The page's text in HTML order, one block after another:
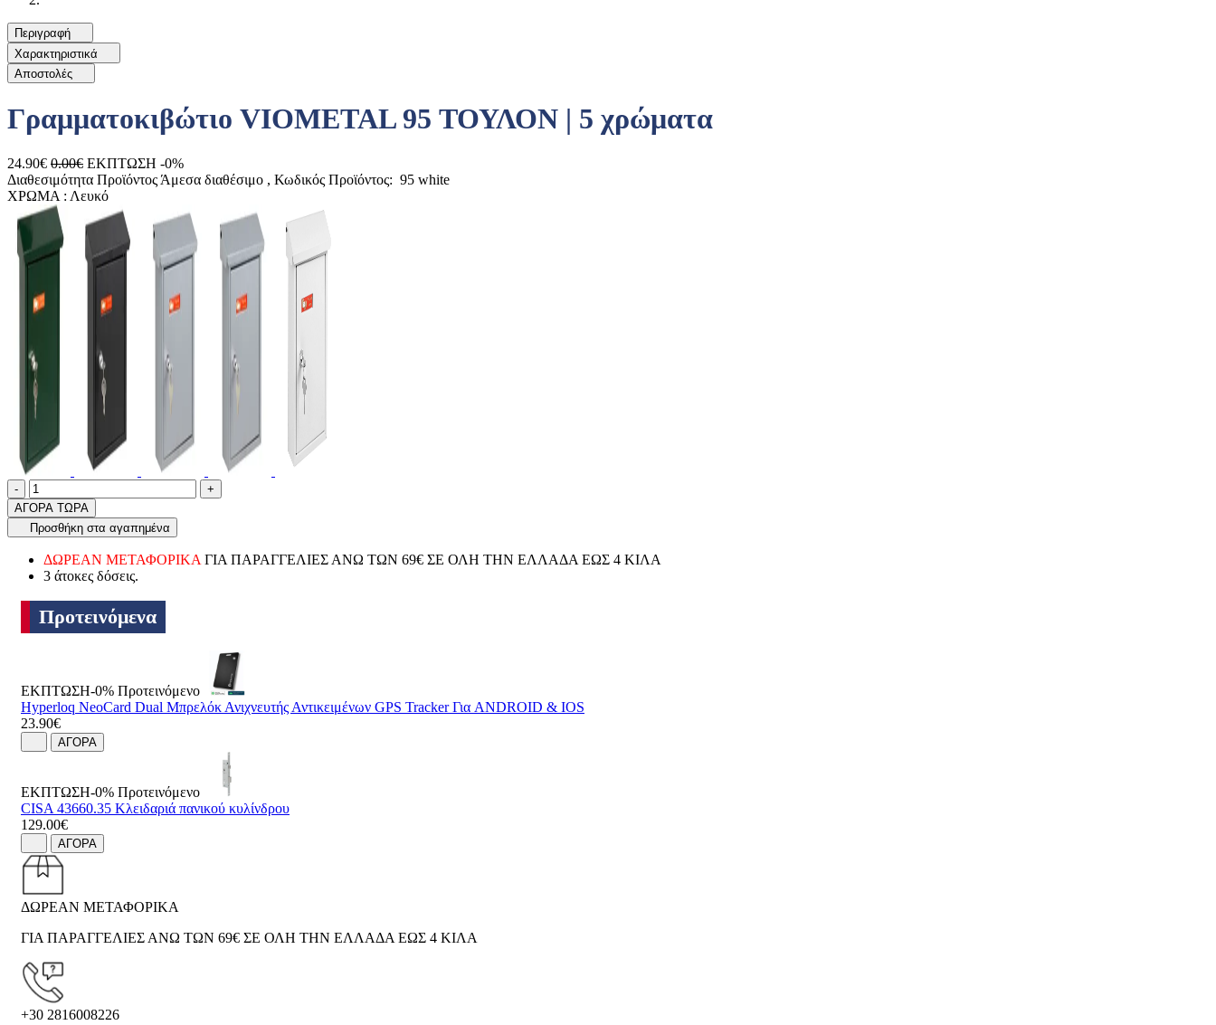
Περιγραφή
Χαρακτηριστικά
Αποστολές
Γραμματοκιβώτιο VIOMETAL 95 ΤΟΥΛΟΝ | 5 χρώματα
24.90€ 0.00€ ΕΚΠΤΩΣΗ -0%
Διαθεσιμότητα Προϊόντος Άμεσα διαθέσιμο , Κωδικός Προϊόντος: 95 white
ΧΡΩΜΑ : Λευκό
Ποσότητα
-product.increase.quantity +
ΑΓΟΡΑ ΤΩΡΑ
Προσθήκη στα αγαπημένα
ΔΩΡΕΑΝ ΜΕΤΑΦΟΡΙΚΑ ΓΙΑ ΠΑΡΑΓΓΕΛΙΕΣ ΑΝΩ ΤΩΝ 69€ ΣΕ ΟΛΗ ΤΗΝ ΕΛΛΑΔΑ ΕΩΣ 4 ΚΙΛΑ
3 άτοκες δόσεις.
Προτεινόμενα
ΕΚΠΤΩΣΗ-0% Προτεινόμενο
Hyperloq NeoCard Dual Μπρελόκ Ανιχνευτής Αντικειμένων GPS Tracker Για ANDROID & IOS
23.90€
ΑΓΟΡΑ
ΕΚΠΤΩΣΗ-0% Προτεινόμενο
CISA 43660.35 Κλειδαριά πανικού κυλίνδρου
129.00€
ΑΓΟΡΑ
ΔΩΡΕΑΝ ΜΕΤΑΦΟΡΙΚΑ
ΓΙΑ ΠΑΡΑΓΓΕΛΙΕΣ ΑΝΩ ΤΩΝ 69€ ΣΕ ΟΛΗ ΤΗΝ ΕΛΛΑΔΑ ΕΩΣ 4 ΚΙΛΑ
+30 2816008226